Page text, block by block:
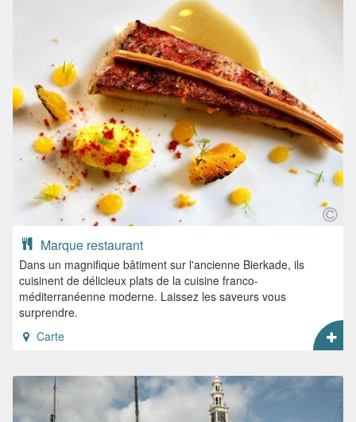
Marque restaurant
Dans un magnifique bâtiment sur l'ancienne Bierkade, ils
cuisinent de délicieux plats de la cuisine franco-
méditerranéenne moderne. Laissez les saveurs vous
surprendre.
Carte